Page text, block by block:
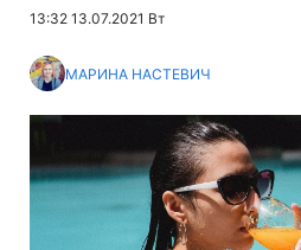
13:32 13.07.2021 Вт
МАРИНА НАСТЕВИЧ